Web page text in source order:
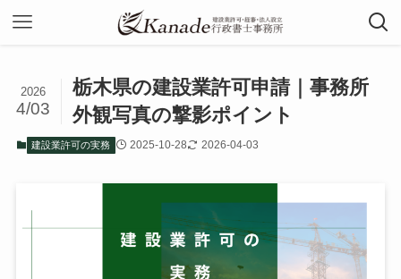
栃木県の建設業許可申請｜事務所
外観写真の撃影ポイント
2026
4/03
建設業許可の実務 2025-10-28 2026-04-03